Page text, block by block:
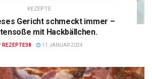
REZEPTE
Gericht schmeckt immer –
mit Hackbällchen.
REZEPTE38 11 JANUAR 2024